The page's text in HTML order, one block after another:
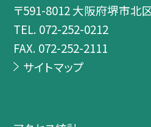
〒591-8012 大阪府堺市北
TEL. 072-252-0212
FAX. 072-252-2111
サイトマップ